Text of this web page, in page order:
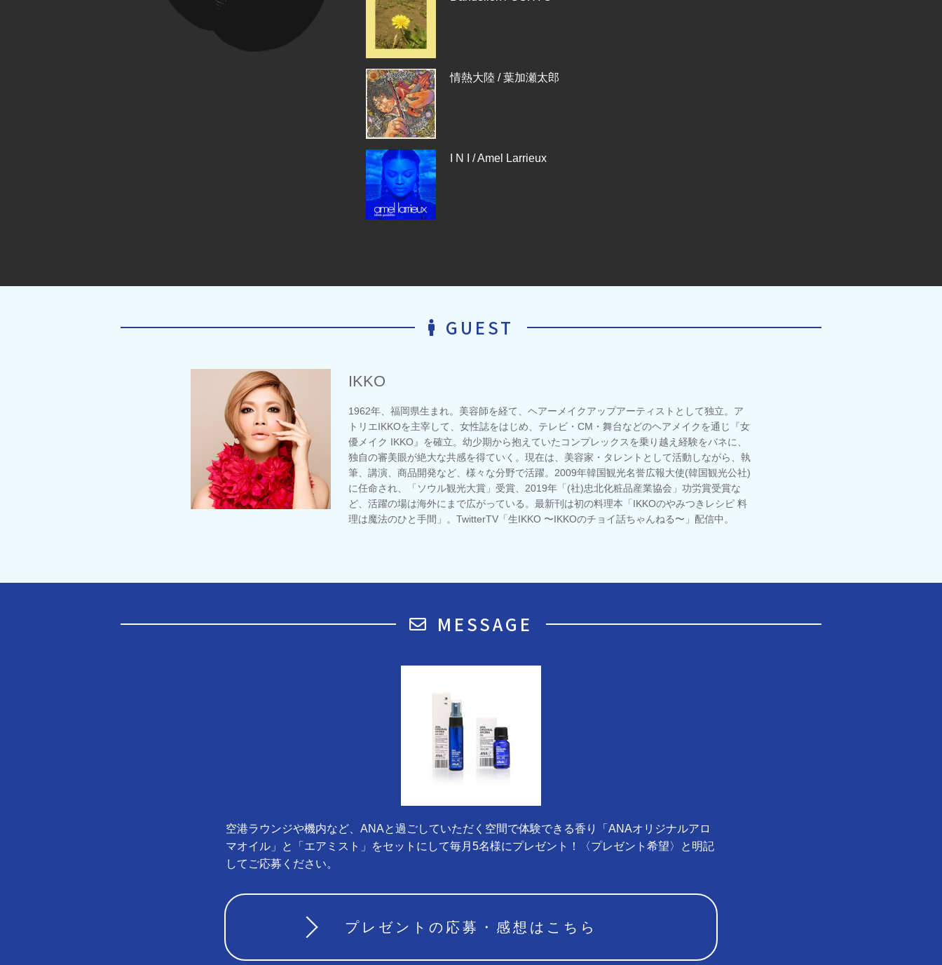
情熱大陸 / 葉加瀬太郎
I N I / Amel Larrieux
GUEST
IKKO
1962年、福岡県生まれ。美容師を経て、ヘアーメイクアップアーティストとして独立。ア
トリエIKKOを主宰して、女性誌をはじめ、テレビ・CM・舞台などのヘアメイクを通じ『女
優メイク IKKO』を確立。幼少期から抱えていたコンプレックスを乗り越え経験をバネに、
独自の審美眼が絶大な共感を得ていく。現在は、美容家・タレントとして活動しながら、執
筆、講演、商品開発など、様々な分野で活躍。2009年韓国観光名誉広報大使(韓国観光公社)
に任命され、「ソウル観光大賞」受賞、2019年「(社)忠北化粧品産業協会」功労賞受賞な
ど、活躍の場は海外にまで広がっている。最新刊は初の料理本「IKKOのやみつきレシピ 料
理は魔法のひと手間」。TwitterTV「生IKKO 〜IKKOのチョイ話ちゃんねる〜」配信中。
MESSAGE
空港ラウンジや機内など、ANAと過ごしていただく空間で体験できる香り「ANAオリジナルアロ
マオイル」と「エアミスト」をセットにして毎月5名様にプレゼント！〈プレゼント希望〉と明記
してご応募ください。
プレゼントの応募・感想はこちら